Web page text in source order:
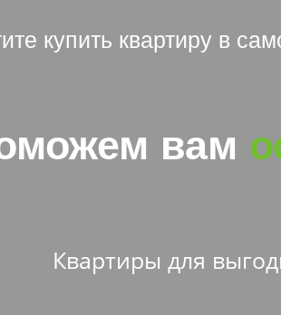
купить квартиру в
вам
Квартиры для